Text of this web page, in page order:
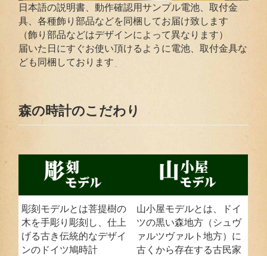
日本語の説明書、動作確認用サンプル電池、取付金
具、各種飾り部品などを同梱してお届け致します
（飾り部品などはデザインによって異なります）
届いた日にすぐお使い頂けるように電池、取付金具な
ども同梱しております
森の時計のこだわり
彫刻モデルとは菩提樹の
木を手彫り彫刻し、仕上
げる古き伝統的なデザイ
ンのドイツ鳩時計
山小屋モデルとは、ドイ
ツの黒い森地方（シュヴ
ァルツヴァルト地方）に
古くから存在する古民家